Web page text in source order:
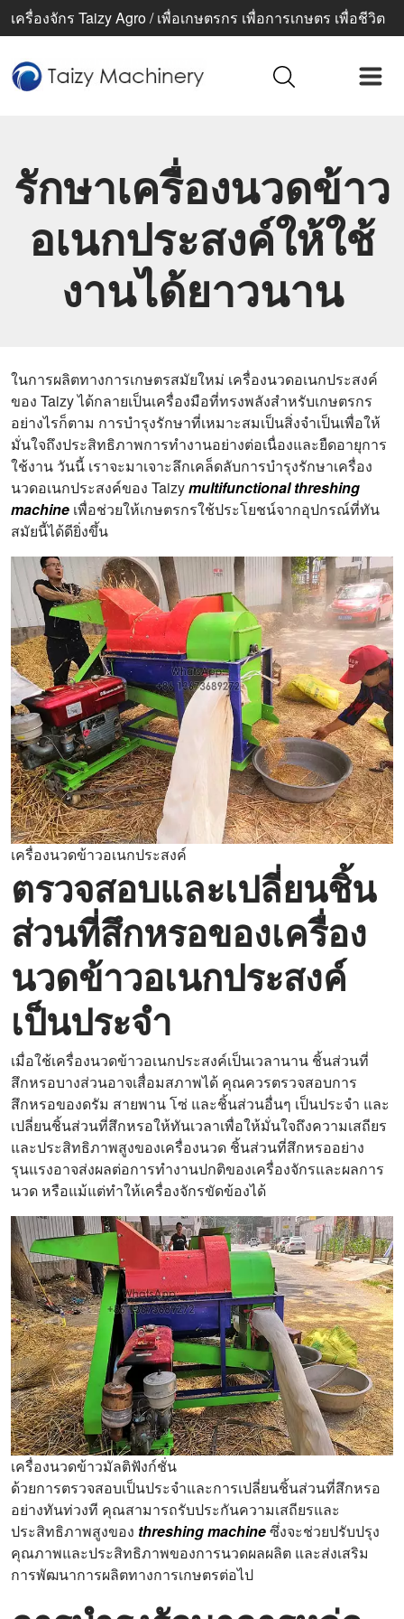
เครื่องจักร Taizy Agro / เพื่อเกษตรกร เพื่อการเกษตร เพื่อชีวิต
รักษาเครื่องนวดข้าว
อเนกประสงค์ให้ใช้
งานได้ยาวนาน
ในการผลิตทางการเกษตรสมัยใหม่ เครื่องนวดอเนกประสงค์
ของ Taizy ได้กลายเป็นเครื่องมือที่ทรงพลังสำหรับเกษตรกร
อย่างไรก็ตาม การบำรุงรักษาที่เหมาะสมเป็นสิ่งจำเป็นเพื่อให้
มั่นใจถึงประสิทธิภาพการทำงานอย่างต่อเนื่องและยืดอายุการ
ใช้งาน วันนี้ เราจะมาเจาะลึกเคล็ดลับการบำรุงรักษาเครื่อง
นวดอเนกประสงค์ของ Taizymultifunctional threshing
machine เพื่อช่วยให้เกษตรกรใช้ประโยชน์จากอุปกรณ์ที่ทัน
สมัยนี้ได้ดียิ่งขึ้น
เครื่องนวดข้าวอเนกประสงค์
ตรวจสอบและเปลี่ยนชิ้น
ส่วนที่สึกหรอของเครื่อง
นวดข้าวอเนกประสงค์
เป็นประจำ
เมื่อใช้เครื่องนวดข้าวอเนกประสงค์เป็นเวลานาน ชิ้นส่วนที่
สึกหรอบางส่วนอาจเสื่อมสภาพได้ คุณควรตรวจสอบการ
สึกหรอของดรัม สายพาน โซ่ และชิ้นส่วนอื่นๆ เป็นประจำ และ
เปลี่ยนชิ้นส่วนที่สึกหรอให้ทันเวลาเพื่อให้มั่นใจถึงความเสถียร
และประสิทธิภาพสูงของเครื่องนวด ชิ้นส่วนที่สึกหรออย่าง
รุนแรงอาจส่งผลต่อการทำงานปกติของเครื่องจักรและผลการ
นวด หรือแม้แต่ทำให้เครื่องจักรขัดข้องได้
เครื่องนวดข้าวมัลติฟังก์ชั่น
ด้วยการตรวจสอบเป็นประจำและการเปลี่ยนชิ้นส่วนที่สึกหรอ
อย่างทันท่วงที คุณสามารถรับประกันความเสถียรและ
ประสิทธิภาพสูงของ threshing machineซึ่งจะช่วยปรับปรุง
คุณภาพและประสิทธิภาพของการนวดผลผลิต และส่งเสริม
การพัฒนาการผลิตทางการเกษตรต่อไป